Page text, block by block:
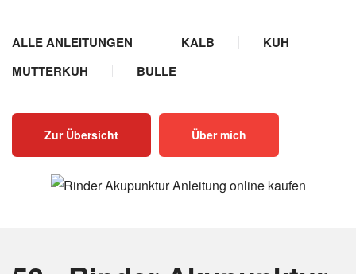
ALLE ANLEITUNGEN KALB
KUH
MUTTERKUH
BULLE
Zur Übersicht Über mich